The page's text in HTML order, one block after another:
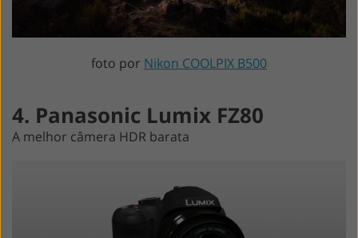
foto por Nikon COOLPIX B500
4. Panasonic Lumix FZ80
A melhor câmera HDR barata